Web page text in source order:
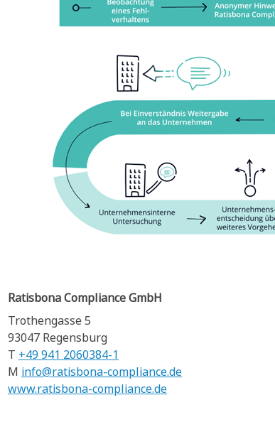
Ratisbona Compliance GmbH
Trothengasse 5
93047 Regensburg
T +49 941 2060384-1
M info@ratisbona-compliance.de
www.ratisbona-compliance.de